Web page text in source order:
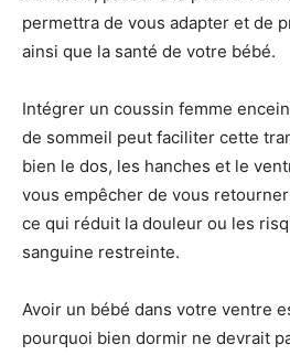
permettra de vous adapter et de
ainsi que la santé de votre bébé.
Intégrer un coussin femme
de sommeil peut faciliter cette
bien le dos, les hanches et le
vous empêcher de vous
ce qui réduit la douleur ou les
sanguine restreinte.
Avoir un bébé dans votre ventre
pourquoi bien dormir ne devrait